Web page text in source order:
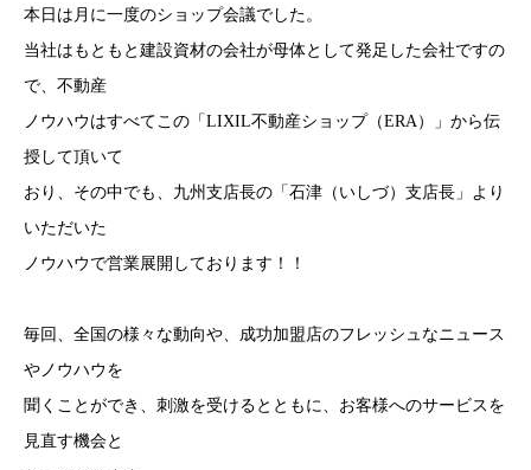
本日は月に一度のショップ会議でした。
当社はもともと建設資材の会社が母体として発足した会社ですの
で、不動産
ノウハウはすべてこの「LIXIL不動産ショップ（ERA）」から伝
授して頂いて
おり、その中でも、九州支店長の「石津（いしづ）支店長」より
いただいた
ノウハウで営業展開しております！！
毎回、全国の様々な動向や、成功加盟店のフレッシュなニュース
やノウハウを
聞くことができ、刺激を受けるとともに、お客様へのサービスを
見直す機会と